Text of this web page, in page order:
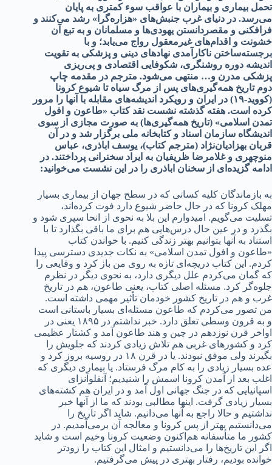
تحمل بیماری و بیماران با عواقب سوء کمتری به پایان
می‌رسد. در دنیای غرب جنبش‌های «هزاره‌گرا» رشد می‌کنند و
فرافکنی و مقصر‌دانستن یهودی‌ها و مسلمانان و به تبع آن
خشونت و اقدام‌های غیرمعقول رواج می‌یابد؛ و با
برجسته‌ساختن ناکارآمدی نهادهای دینی و پزشکی به تقویت
اندیشه دوره روشنگری، شکوفایی اقتصادی و پی‌ریزی
پزشکی مدرن و… منتهی می‌شود. مترجم در مقدمه چاپ
دوم تاریخ همه‌گیری‌های پس از مرگ سیاه تا شیوع کرونا
(کووید-۱۹) در ایران و رویکرد اندیشه‌های مقابله با آنها را مرور
کرده است. هفته گذشته نشست نقد کتاب «طاعون و افول
تمدن اسلامی» (تاریخ همه‌گیری‌‌ها) به صورت مجازی از سوی
اندیشگاه سازمان اسناد و کتابخانه ملی برگزار شد و در آن
قربان بهزادیان‌نژاد (مترجم کتاب)، یوسف اباذری، عباس
منوچهری و غلامرضا ظریفیان به ایراد سخنرانی پرداختند. در
ادامه گزیده‌ای از سخنان اباذری را در این نشست می‎‌خوانید:
به بازماندگان کلیه کسانی که در سطح جهان از بیماری بسیار
مهلک کرونا که در حال حاضر شیوع دارد فوت کرده‌اند،
تسلیت می‌گویم. امیدوارم این بلا به نحوی از انحا سپری شود و
بگذرد و در عین حال درس‌هایی هم برای ما باقی بگذارد تا با
استناد به آنها بتوانیم بهتر زندگی کنیم. با خواندن کتاب
«طاعون و افول تمدن اسلامی» به نکات جدیدی دسترسی پیدا
کردم. این کتاب دریچه‌ای تازه به روی من باز کرد و وقایعی را
که گمان می‌کردم علل دیگری دارد، به نحوی دیگر در نظرم
جلوه‌گر کرد. مسئله اصلی کتاب، یعنی طاعون، هم در تاریخ
غرب و هم در تاریخ کشور خودمان تأثیر مهمی داشته است.
من تصور می‌کردم که طاعون مسئله‌ای بسیار باستانی است
و به قرون وسطی تعلق دارد. خبر نداشتم در ۱۸۹۵ یعنی در
اواخر قرن نوزدهم در چین و هند طاعون آمد و کشتار عظیمی
کرد و کشورهای غربی هم تلاش زیادی کردند که جلویش را
بگیرند ولی موفق نبودند. یا در قرن ۱۸ در روسیه بروز کرد و
عده بسیار زیادی را به کام مرگ فرستاد. یا بیماری دیگری که
اغلب بعد از آمدن کرونا اسمش را شنیدیم؛ آنفلوآنزای
اسپانیایی که در جنگ جهانی اول آمد و در ایران هم کشته‌های
بسیار زیادی گرفت. اینها مطالبی بودند که ما از آنها خبر
نداشتیم و حالا راجع به آنها می‎‌دانیم. شاید اگر تاریخ را
می‌دانستیم بهتر از پس کرونا و معالجه آن برمی‌آمدیم. در
کشور ما متأسفانه هم‌اکنون وضعیت کرونا وخیم است و شاید
اگر این تاریخ‌ها را می‌دانستیم و امثال این کتاب را زودتر
خوانده بودیم، رفتار بهتری در پیش می‌گرفتیم.